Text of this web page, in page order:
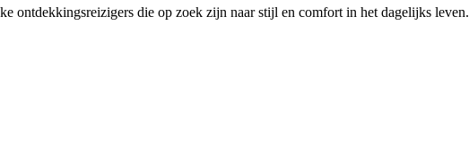
ontdekkingsreizigers die op zoek zijn naar stijl en comfort in het dagelijks leven.